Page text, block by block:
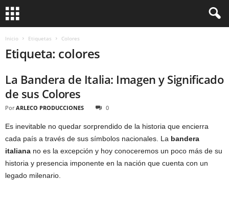
Inicio Etiquetas Colores
Etiqueta: colores
La Bandera de Italia: Imagen y Significado
de sus Colores
Por ARLECO PRODUCCIONES 0
Es inevitable no quedar sorprendido de la historia que encierra
cada país a través de sus símbolos nacionales. La bandera
italiana no es la excepción y hoy conoceremos un poco más de su
historia y presencia imponente en la nación que cuenta con un
legado milenario.